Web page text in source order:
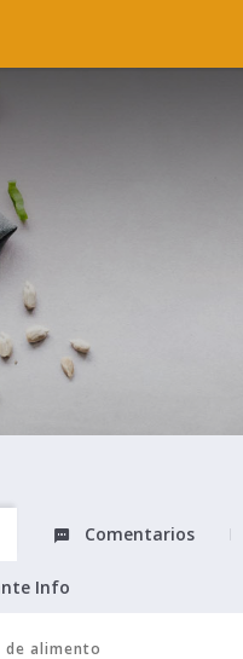
Comentarios
Info